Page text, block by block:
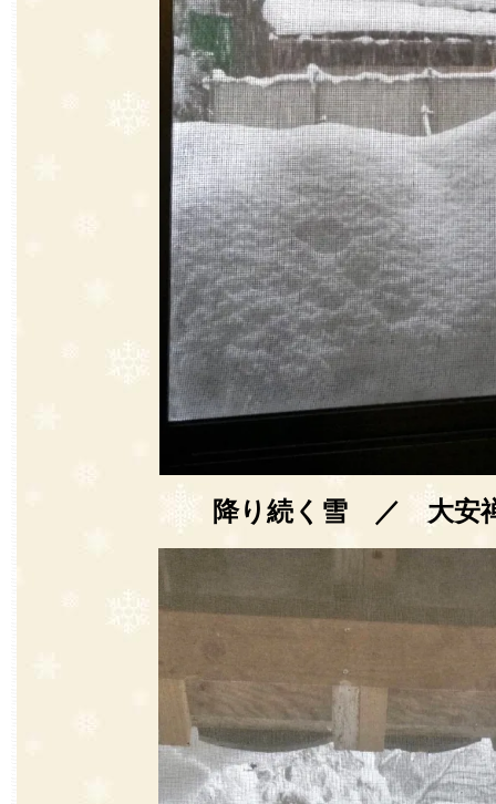
降り続く雪 ／ 大安